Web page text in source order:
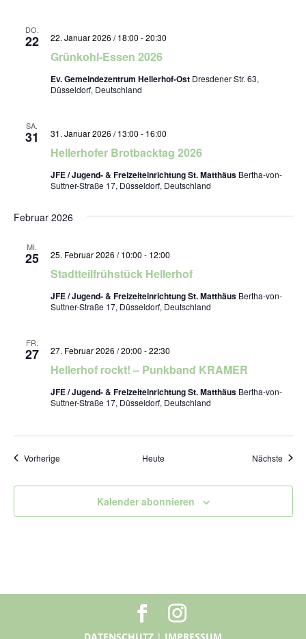
DO.
22
Grünkohl-Essen 2026
22. Januar 2026 / 18:00 -20:30
Ev. Gemeindezentrum Hellerhof-Ost Dresdener Str. 63,
Düsseldorf, Deutschland
SA.
31
Hellerhofer Brotbacktag 2026
31. Januar 2026 / 13:00 - 16:00
JFE / Jugend- & Freizeiteinrichtung St. Matthäus Bertha-von-
Suttner-Straße 17, Düsseldorf, Deutschland
Februar 2026
MI.
25
Stadtteilfrühstück Hellerhof
25. Februar 2026 / 10:00 - 12:00
JFE / Jugend- & Freizeiteinrichtung St. Matthäus Bertha-von-
Suttner-Straße 17, Düsseldorf, Deutschland
FR.
27
Hellerhof rockt! – Punkband KRAMER
27. Februar 2026 / 20:00 -22:30
JFE / Jugend- & Freizeiteinrichtung St. Matthäus Bertha-von-
Suttner-Straße 17, Düsseldorf, Deutschland
VorherigeVeranstaltungen Heute Nächste
Kalender abonnieren
DATENSCHUTZ| IMPRESSUM